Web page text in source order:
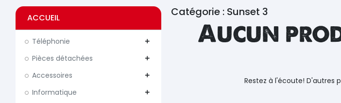
ACCUEIL
Téléphonie add
Pièces détachées add
Accessoires add
Informatique add
Catégorie : Sunset 3
Aucun
Restez à l'écoute! D'autres